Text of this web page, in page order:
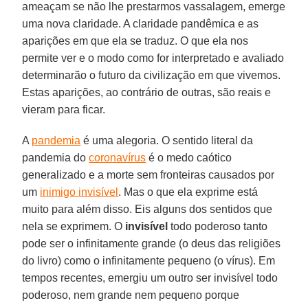
ameaçam se não lhe prestarmos vassalagem, emerge
uma nova claridade. A claridade pandêmica e as
aparições em que ela se traduz. O que ela nos
permite ver e o modo como for interpretado e avaliado
determinarão o futuro da civilização em que vivemos.
Estas aparições, ao contrário de outras, são reais e
vieram para ficar.
A pandemia é uma alegoria. O sentido literal da
pandemia docoronavírus é o medo caótico
generalizado e a morte sem fronteiras causados por
um inimigo invisível . Mas o que ela exprime está
muito para além disso. Eis alguns dos sentidos que
nela se exprimem. O invisível todo poderoso tanto
pode ser o infinitamente grande (o deus das religiões
do livro) como o infinitamente pequeno (o vírus). Em
tempos recentes, emergiu um outro ser invisível todo
poderoso, nem grande nem pequeno porque